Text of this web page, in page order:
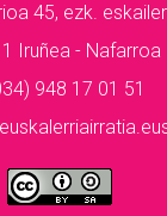
45, ezk.
Iruñea - Nafarroa
948 17 01 51